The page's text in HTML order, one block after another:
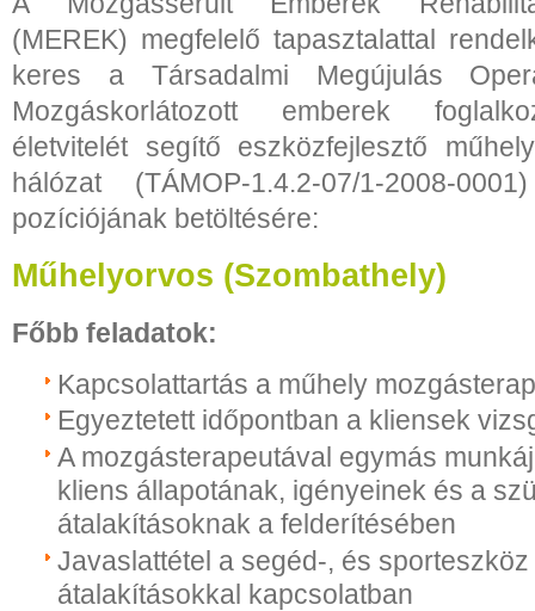
(MEREK) megfelelő tapasztalattal
keres a Társadalmi Megújulás
Mozgáskorlátozott emberek
életvitelét segítő eszközfejlesztő
hálózat (TÁMOP-1.4.2-07/1-2008-
pozíciójának betöltésére:
Műhelyorvos (Szombathely)
Főbb feladatok:
Kapcsolattartás a műhely
Egyeztetett időpontban a kliensek
A mozgásterapeutával egymás
kliens állapotának, igényeinek és a
átalakításoknak a felderítésében
Javaslattétel a segéd-, és
átalakításokkal kapcsolatban